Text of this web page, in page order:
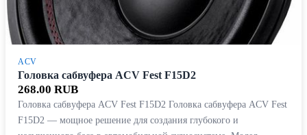
ACV
Головка сабвуфера ACV Fest F15D2
268.00 RUB
Головка сабвуфера ACV Fest F15D2 Головка сабвуфера ACV Fest
F15D2 — мощное решение для создания глубокого и